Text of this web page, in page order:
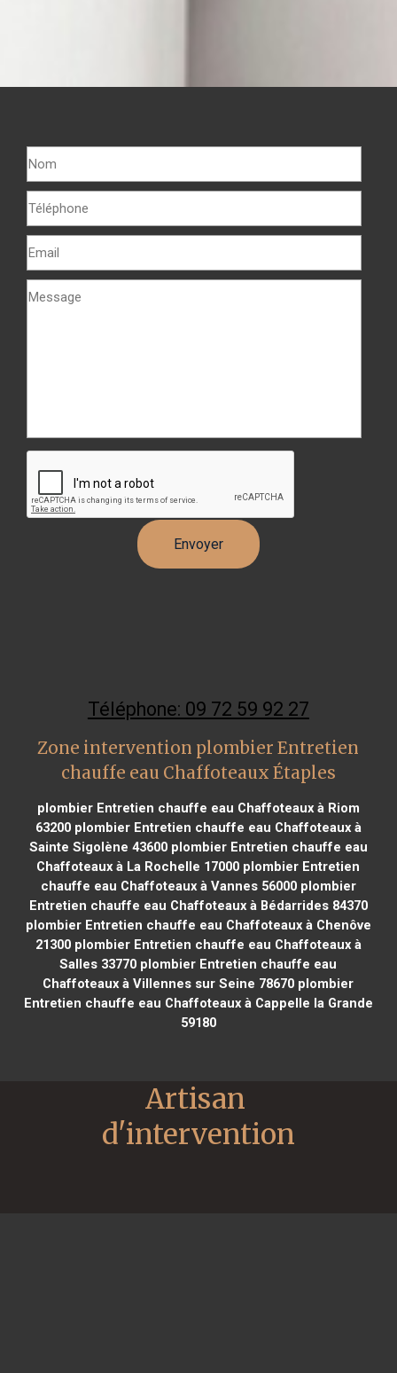
Téléphone: 09 72 59 92 27
Zone intervention plombier Entretien
chauffe eau Chaffoteaux Étaples
plombier Entretien chauffe eau Chaffoteaux à Riom
63200plombier Entretien chauffe eau Chaffoteaux à
Sainte Sigolène 43600plombier Entretien chauffe eau
Chaffoteaux à La Rochelle 17000 plombier Entretien
chauffe eau Chaffoteaux à Vannes 56000plombier
Entretien chauffe eau Chaffoteaux à Bédarrides 84370
plombier Entretien chauffe eau Chaffoteaux à Chenôve
21300plombier Entretien chauffe eau Chaffoteaux à
Salles 33770 plombier Entretien chauffe eau
Chaffoteaux à Villennes sur Seine 78670 plombier
Entretien chauffe eau Chaffoteaux à Cappelle la Grande
59180
Artisan
d'intervention